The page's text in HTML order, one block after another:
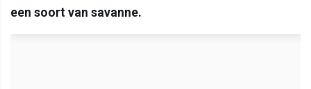
een soort van savanne.